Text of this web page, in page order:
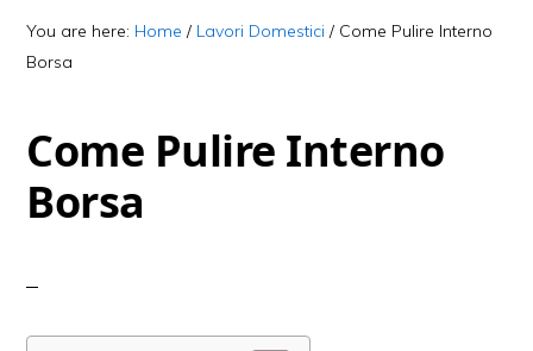
You are here: Home / Lavori Domestici / Come Pulire Interno
Borsa
Come Pulire Interno
Borsa